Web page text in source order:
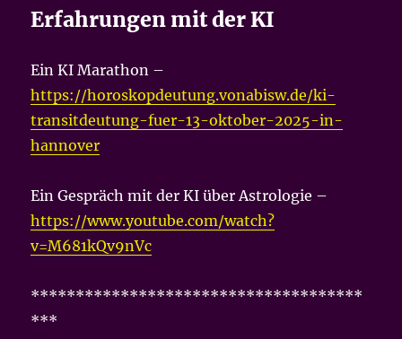
Erfahrungen mit der KI
Ein KI Marathon –
https://horoskopdeutung.vonabisw.de/ki-
transitdeutung-fuer-13-oktober-2025-in-
hannover
Ein Gespräch mit der KI über Astrologie –
https://www.youtube.com/watch?
v=M681kQv9nVc
*************************************
***